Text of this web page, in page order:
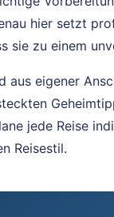
hier setzt
sie zu einem
aus eigener
jede Reise
Reisestil.